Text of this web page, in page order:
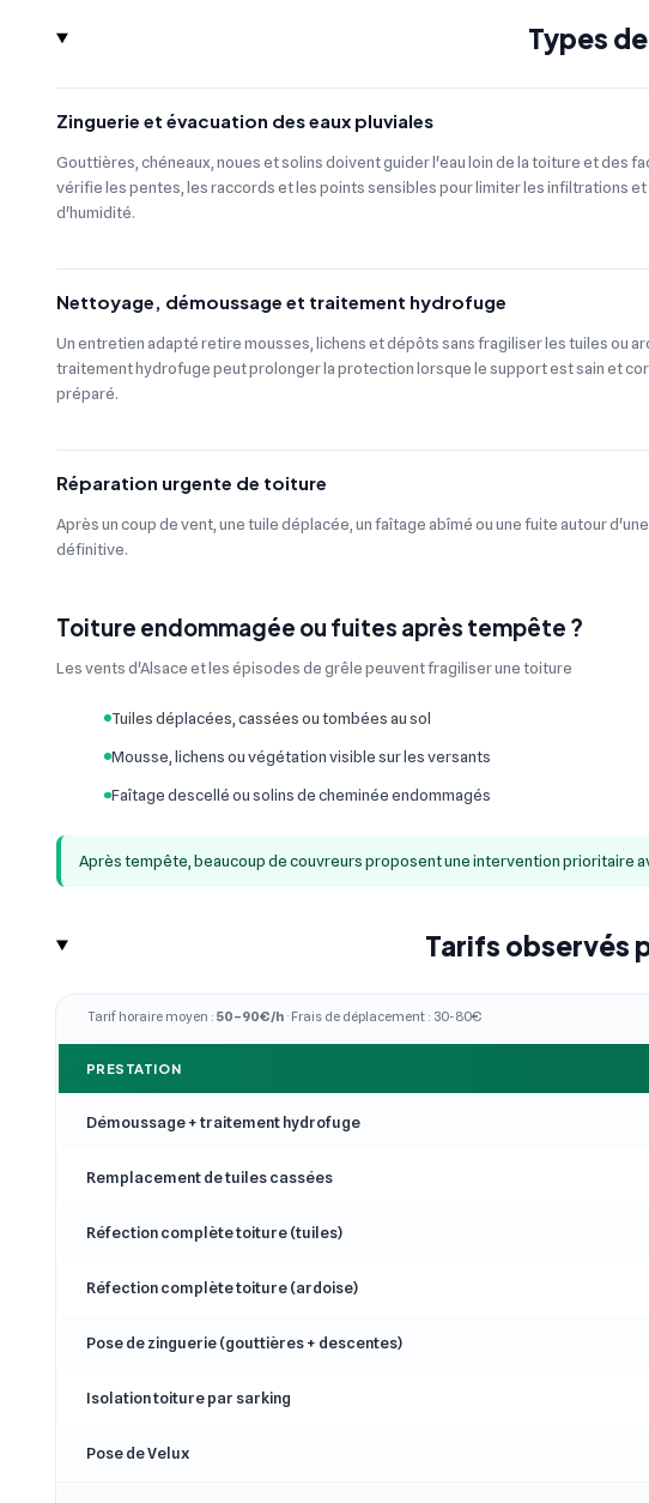
Types
Zinguerie et évacuation des eaux pluviales
Gouttières, chéneaux, noues et solins doivent guider l'eau loin de la toiture et des
vérifie les pentes, les raccords et les points sensibles pour limiter les infiltrations
d'humidité.
Nettoyage, démoussage et traitement hydrofuge
Un entretien adapté retire mousses, lichens et dépôts sans fragiliser les tuiles ou
traitement hydrofuge peut prolonger la protection lorsque le support est sain et
préparé.
Réparation urgente de toiture
Après un coup de vent, une tuile déplacée, un faîtage abîmé ou une fuite autour
définitive.
Toiture endommagée ou fuites après tempête ?
Les vents d'Alsace et les épisodes de grêle peuvent fragiliser une toiture
Tuiles déplacées, cassées ou tombées au sol
Mousse, lichens ou végétation visible sur les versants
Faîtage descellé ou solins de cheminée endommagés
Après tempête, beaucoup de couvreurs proposent une intervention prioritaire
Tarifs observés
Tarif horaire moyen :50–90€/h · Frais de déplacement : 30-80€
PRESTATION
Démoussage + traitement hydrofuge
Remplacement de tuiles cassées
Réfection complète toiture (tuiles)
Réfection complète toiture (ardoise)
Pose de zinguerie (gouttières + descentes)
Isolation toiture par sarking
Pose de Velux